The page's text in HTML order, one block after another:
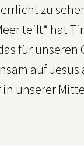
zu
teilt“ hat
für unseren
auf Jesus
in unserer